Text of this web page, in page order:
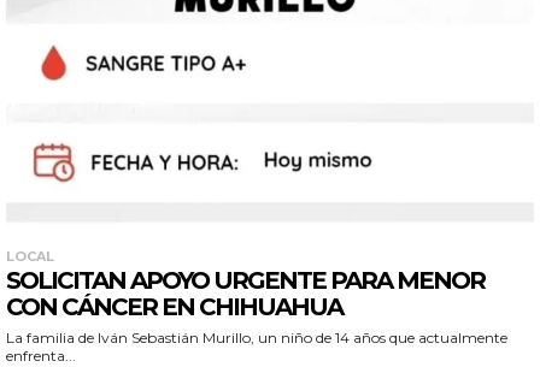
LOCAL
SOLICITAN APOYO URGENTE PARA MENOR
CON CÁNCER EN CHIHUAHUA
La familia de Iván Sebastián Murillo, un niño de 14 años que actualmente
enfrenta...